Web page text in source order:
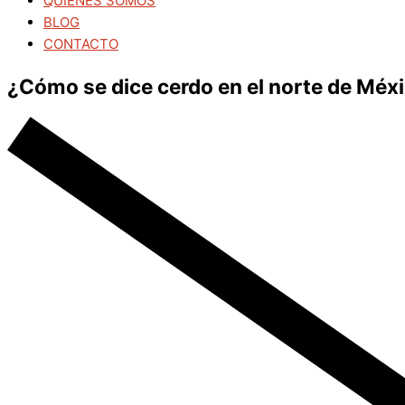
BLOG
CONTACTO
¿Cómo se dice cerdo en el norte de